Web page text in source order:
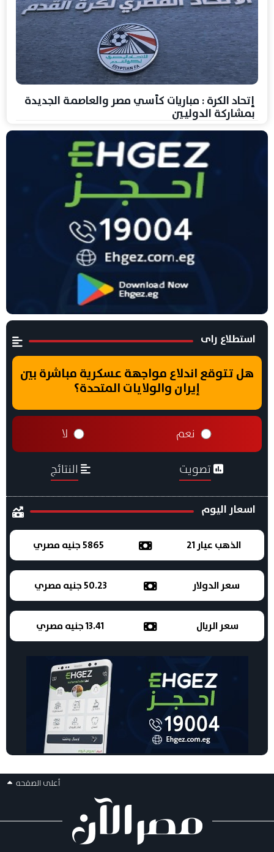
إتحاد الكرة : مباريات كأسي مصر والعاصمة الجديدة
بمشاركة الدوليين
استطلاع راى
هل تتوقع اندلاع مواجهة عسكرية مباشرة بين
إيران والولايات المتحدة؟
نعم لا
تصويت النتائج
اسعار اليوم
الذهب عيار 21 5865 جنيه مصري
سعر الدولار 50.23 جنيه مصري
سعر الريال 13.41 جنيه مصري
أعلى الصفحه